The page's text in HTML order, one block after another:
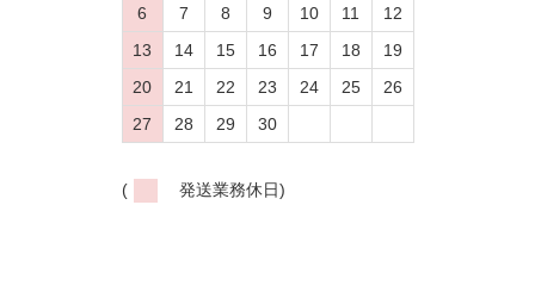
6
7 8 9 10 11
12
13
14 15 16 17 18
19
20
21 22 23 24 25
26
27
28 29 30
( 発送業務休日)